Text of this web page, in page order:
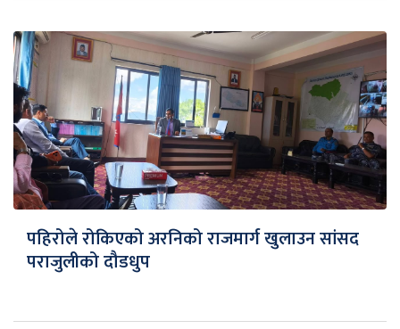
पहिरोले रोकिएको अरनिको राजमार्ग खुलाउन सांसद
पराजुलीको दौडधुप